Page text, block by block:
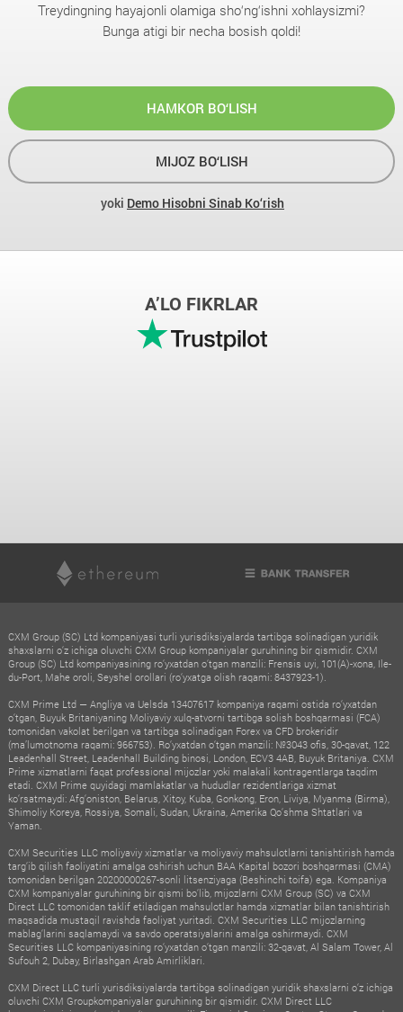
Treydingning hayajonli olamiga sho‘ng‘ishni xohlaysizmi?
Bunga atigi bir necha bosish qoldi!
HAMKOR BO‘LISH
MIJOZ BO‘LISH
yoki Demo Hisobni Sinab Ko‘rish
A’LO FIKRLAR
CXM Group (SC) Ltd kompaniyasi turli yurisdiksiyalarda tartibga solinadigan yuridik
shaxslarni o‘z ichiga oluvchi CXM Group kompaniyalar guruhining bir qismidir. CXM
Group (SC) Ltd kompaniyasining ro‘yxatdan o‘tgan manzili: Frensis uyi, 101(A)-xona, Ile-
du-Port, Mahe oroli, Seyshel orollari (ro‘yxatga olish raqami: 8437923-1).
CXM Prime Ltd — Angliya va Uelsda 13407617 kompaniya raqami ostida ro‘yxatdan
o‘tgan, Buyuk Britaniyaning Moliyaviy xulq-atvorni tartibga solish boshqarmasi (FCA)
tomonidan vakolat berilgan va tartibga solinadigan Forex va CFD brokeridir
(ma’lumotnoma raqami: 966753). Ro‘yxatdan o‘tgan manzili: №3043 ofis, 30-qavat, 122
Leadenhall Street, Leadenhall Building binosi, London, ECV3 4AB, Buyuk Britaniya. CXM
Prime xizmatlarni faqat professional mijozlar yoki malakali kontragentlarga taqdim
etadi. CXM Prime quyidagi mamlakatlar va hududlar rezidentlariga xizmat
ko‘rsatmaydi: Afg‘oniston, Belarus, Xitoy, Kuba, Gonkong, Eron, Liviya, Myanma (Birma),
Shimoliy Koreya, Rossiya, Somali, Sudan, Ukraina, Amerika Qo‘shma Shtatlari va
Yaman.
CXM Securities LLC moliyaviy xizmatlar va moliyaviy mahsulotlarni tanishtirish hamda
targ‘ib qilish faoliyatini amalga oshirish uchun BAA Kapital bozori boshqarmasi (CMA)
tomonidan berilgan 20200000267-sonli litsenziyaga (Beshinchi toifa) ega. Kompaniya
CXM kompaniyalar guruhining bir qismi bo‘lib, mijozlarni CXM Group (SC) va CXM
Direct LLC tomonidan taklif etiladigan mahsulotlar hamda xizmatlar bilan tanishtirish
maqsadida mustaqil ravishda faoliyat yuritadi. CXM Securities LLC mijozlarning
mablag‘larini saqlamaydi va savdo operatsiyalarini amalga oshirmaydi. CXM
Securities LLC kompaniyasining ro‘yxatdan o‘tgan manzili: 32-qavat, Al Salam Tower, Al
Sufouh 2, Dubay, Birlashgan Arab Amirliklari.
CXM Direct LLC turli yurisdiksiyalarda tartibga solinadigan yuridik shaxslarni o‘z ichiga
oluvchi CXM Groupkompaniyalar guruhining bir qismidir. CXM Direct LLC